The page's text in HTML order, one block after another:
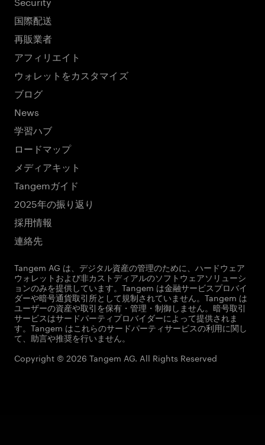
国際配送
再販業者
アフィリエイト
ウォレットをカスタマイズ
ブログ
News
学習ハブ
ロードマップ
メディアキット
Tangemガイド
2025年の振り返り
採用情報
連絡先
Tangem AG は、デジタル資産の管理のために、ハードウェア
ウォレットおよび非カストディアルのソフトウェアソリューシ
ョンのみを提供しています。Tangem は金融サービスプロバイ
ダーや暗号通貨取引所として規制されていません。Tangem は
ユーザーの資産や取引を保有・管理・制御しません。暗号取引
サービスはサードパーティプロバイダーによって提供されま
す。Tangem はこれらのサードパーティサービスの利用に関し
て、助言や推奨を行いません。